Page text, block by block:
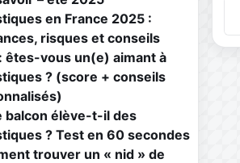
en France 2025 :
risques et conseils
êtes-vous un(e) aimant à
? (score + conseils
balcon élève-t-il des
? Test en 60 secondes
trouver un « nid » de